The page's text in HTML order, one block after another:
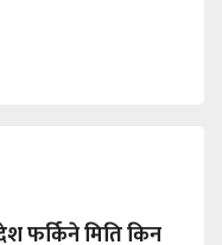
फर्किने मिति किन